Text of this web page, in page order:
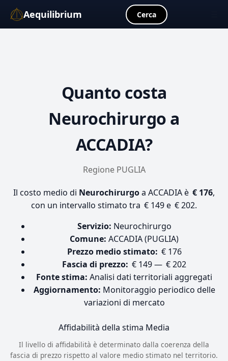
Aequilibrium Cerca
Quanto costa
Neurochirurgo a
ACCADIA?
Regione PUGLIA
Il costo medio di Neurochirurgoa ACCADIA è € 176,
con un intervallo stimato tra € 149 e € 202.
Servizio: Neurochirurgo
Comune: ACCADIA (PUGLIA)
Prezzo medio stimato: € 176
Fascia di prezzo: € 149 — € 202
Fonte stima: Analisi dati territoriali aggregati
Aggiornamento: Monitoraggio periodico delle
variazioni di mercato
Affidabilità della stima Media
Il livello di affidabilità è determinato dalla coerenza della
fascia di prezzo rispetto al valore medio stimato nel territorio.